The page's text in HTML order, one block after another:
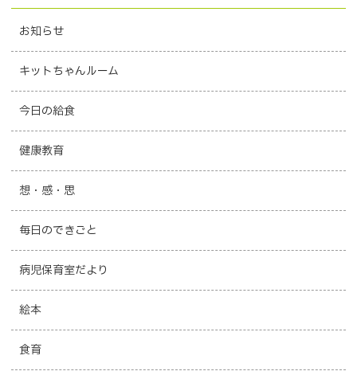
お知らせ
キットちゃんルーム
今日の給食
健康教育
想・感・思
毎日のできごと
病児保育室だより
絵本
食育